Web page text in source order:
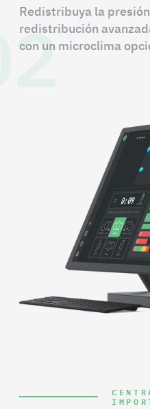
Redistribuya la
redistribución
con un microclima